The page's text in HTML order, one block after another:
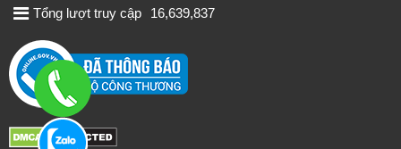
Tổng lượt truy cập
16,639,837